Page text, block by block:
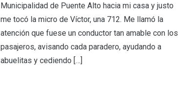
Municipalidad de Puente Alto hacia mi casa y justo
me tocó la micro de Víctor, una 712. Me llamó la
atención que fuese un conductor tan amable con los
pasajeros, avisando cada paradero, ayudando a
abuelitas y cediendo […]